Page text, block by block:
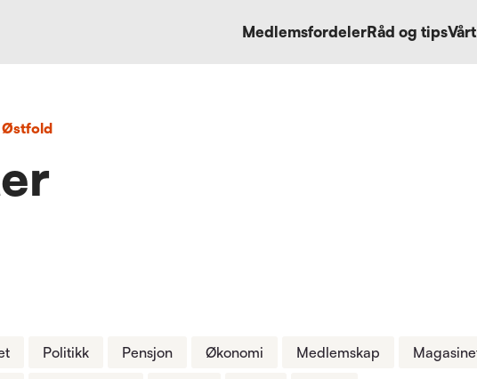
MedlemsfordelerRåd og tips
Østfold
Politikk Pensjon Økonomi Medlemskap